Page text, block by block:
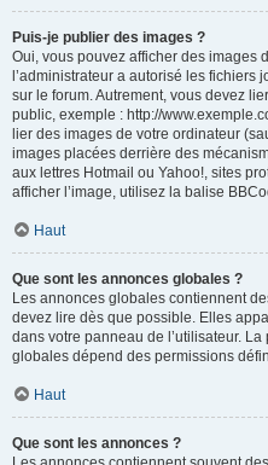
Puis-je publier des images ?
Oui, vous pouvez afficher des images
l’administrateur a autorisé les fichiers
sur le forum. Autrement, vous devez
public, exemple : http://
lier des images de votre ordinateur
images placées derrière des
aux lettres Hotmail ou Yahoo!, sites
afficher l’image, utilisez la balise
Haut
Que sont les annonces globales ?
Les annonces globales contiennent
devez lire dès que possible. Elles
dans votre panneau de l’utilisateur.
globales dépend des permissions
Haut
Que sont les annonces ?